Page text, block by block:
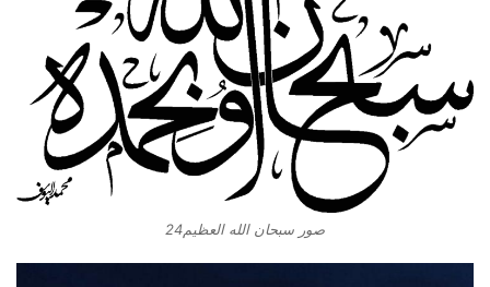
صور سبحان الله العظيم24